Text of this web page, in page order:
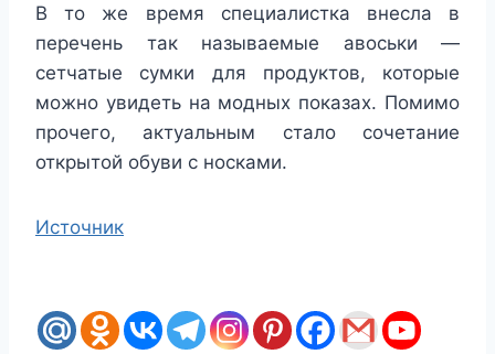
В то же время специалистка внесла в
перечень так называемые авоськи —
сетчатые сумки для продуктов, которые
можно увидеть на модных показах. Помимо
прочего, актуальным стало сочетание
открытой обуви с носками.
Источник